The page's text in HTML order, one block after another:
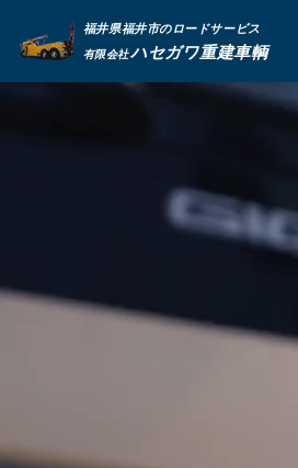
福井県福井市のロードサービス
有限会社ハセガワ重建車輌